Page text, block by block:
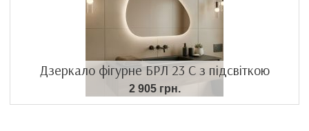
Дзеркало фігурне БРЛ 23 С з підсвіткою
2 905 грн.